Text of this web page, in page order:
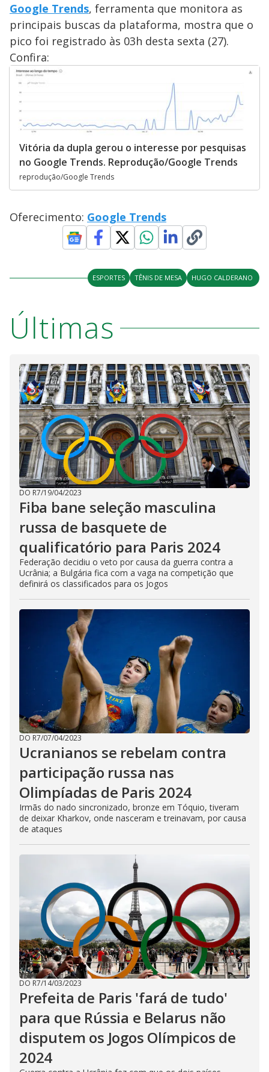
Google Trends, ferramenta que monitora as
principais buscas da plataforma, mostra que o
pico foi registrado às 03h desta sexta (27).
Confira:
Vitória da dupla gerou o interesse por pesquisas
no Google Trends. Reprodução/Google Trends
reprodução/Google Trends
Oferecimento: Google Trends
ESPORTES TÊNIS DE MESA HUGO CALDERANO
Últimas
DO R7/19/04/2023
Fiba bane seleção masculina
russa de basquete de
qualificatório para Paris 2024
Federação decidiu o veto por causa da guerra contra a
Ucrânia; a Bulgária fica com a vaga na competição que
definirá os classificados para os Jogos
DO R7/07/04/2023
Ucranianos se rebelam contra
participação russa nas
Olimpíadas de Paris 2024
Irmãs do nado sincronizado, bronze em Tóquio, tiveram
de deixar Kharkov, onde nasceram e treinavam, por causa
de ataques
DO R7/14/03/2023
Prefeita de Paris 'fará de tudo'
para que Rússia e Belarus não
disputem os Jogos Olímpicos de
2024